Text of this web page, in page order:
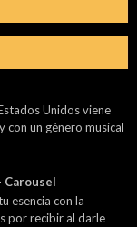
Unidos viene
con un género musical
Carousel
esencia con la
por recibir al darle